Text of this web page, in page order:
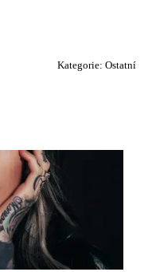
Kategorie: Ostatní